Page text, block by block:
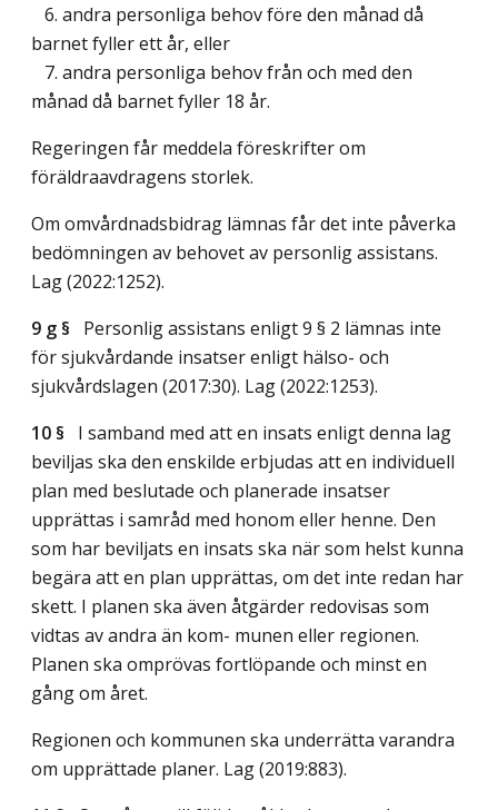
6. andra personliga behov före den månad då
barnet fyller ett år, eller
7. andra personliga behov från och med den
månad då barnet fyller 18 år.
Regeringen får meddela föreskrifter om
föräldraavdragens storlek.
Om omvårdnadsbidrag lämnas får det inte påverka
bedömningen av behovet av personlig assistans.
Lag (2022:1252).
9 g § Personlig assistans enligt 9 § 2 lämnas inte
för sjukvårdande insatser enligt hälso- och
sjukvårdslagen (2017:30). Lag (2022:1253).
10 § I samband med att en insats enligt denna lag
beviljas ska den enskilde erbjudas att en individuell
plan med beslutade och planerade insatser
upprättas i samråd med honom eller henne. Den
som har beviljats en insats ska när som helst kunna
begära att en plan upprättas, om det inte redan har
skett. I planen ska även åtgärder redovisas som
vidtas av andra än kom- munen eller regionen.
Planen ska omprövas fortlöpande och minst en
gång om året.
Regionen och kommunen ska underrätta varandra
om upprättade planer. Lag (2019:883).